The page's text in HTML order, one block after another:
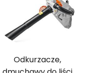
Odkurzacze,